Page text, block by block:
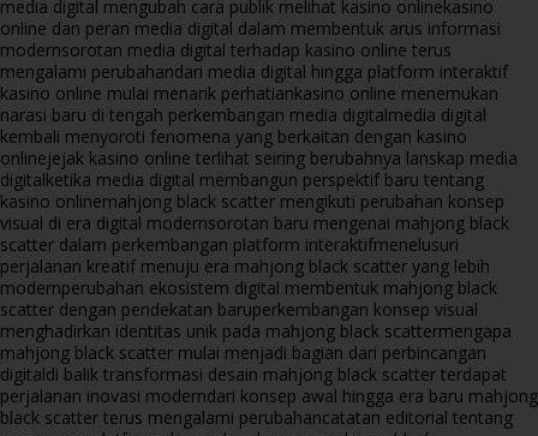
media digital mengubah cara publik melihat kasino onlinekasino
online dan peran media digital dalam membentuk arus informasi
modernsorotan media digital terhadap kasino online terus
mengalami perubahandari media digital hingga platform interaktif
kasino online mulai menarik perhatiankasino online menemukan
narasi baru di tengah perkembangan media digitalmedia digital
kembali menyoroti fenomena yang berkaitan dengan kasino
onlinejejak kasino online terlihat seiring berubahnya lanskap media
digitalketika media digital membangun perspektif baru tentang
kasino onlinemahjong black scatter mengikuti perubahan konsep
visual di era digital modernsorotan baru mengenai mahjong black
scatter dalam perkembangan platform interaktifmenelusuri
perjalanan kreatif menuju era mahjong black scatter yang lebih
modernperubahan ekosistem digital membentuk mahjong black
scatter dengan pendekatan baruperkembangan konsep visual
menghadirkan identitas unik pada mahjong black scattermengapa
mahjong black scatter mulai menjadi bagian dari perbincangan
digitaldi balik transformasi desain mahjong black scatter terdapat
perjalanan inovasi moderndari konsep awal hingga era baru mahjong
black scatter terus mengalami perubahancatatan editorial tentang